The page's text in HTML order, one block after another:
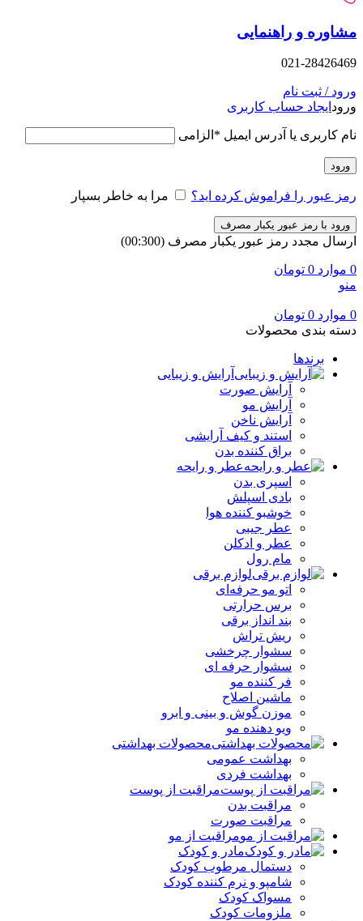
و راهنمایی
021-
/ ثبت نام
ایجاد حساب کاربری
کاربری یا آدرس ایمیل*الزامی
عبور را فراموش کرده اید؟ مرا به خاطر بسپار
با رمز عبور یکبار مصرف
مجدد رمز عبور یکبار مصرف 300
)
0
تومان
0
تومان
بندی محصولات
برندها
آرایش و زیبایی
آرایش صورت
آرایش مو
آرایش ناخن
استند و کیف آرایشی
براق کننده بدن
عطر و رایحه
اسپری بدن
بادی اسپلش
خوشبو کننده هوا
عطر جیبی
عطر و ادکلن
مام رول
لوازم برقی
اتو مو حرفه‌ای
برس حرارتی
بند انداز برقی
ریش تراش
سشوار چرخشی
سشوار حرفه ای
فر کننده‌ مو
ماشین اصلاح
موزن گوش و بینی و ابرو
ویو دهنده مو
محصولات بهداشتی
بهداشت عمومی
بهداشت فردی
مراقبت از پوست
مراقبت بدن
مراقبت صورت
مراقبت از مو
مادر و کودک
دستمال مرطوب کودک
شامپو و نرم کننده کودک
مسواک کودک
ملزومات کودک